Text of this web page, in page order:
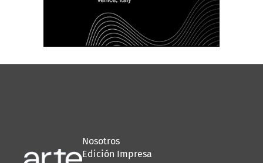
Nosotros
Edición Impresa